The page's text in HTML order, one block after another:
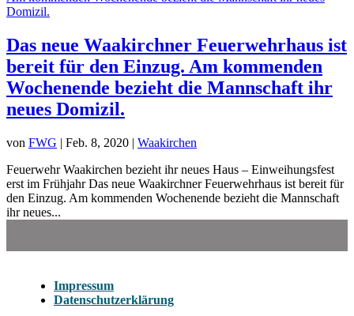
Das neue Waakirchner Feuerwehrhaus ist
bereit für den Einzug. Am kommenden
Wochenende bezieht die Mannschaft ihr
neues Domizil.
von FWG | Feb. 8, 2020 | Waakirchen
Feuerwehr Waakirchen bezieht ihr neues Haus – Einweihungsfest
erst im Frühjahr Das neue Waakirchner Feuerwehrhaus ist bereit für
den Einzug. Am kommenden Wochenende bezieht die Mannschaft
ihr neues...
Impressum
Datenschutzerklärung